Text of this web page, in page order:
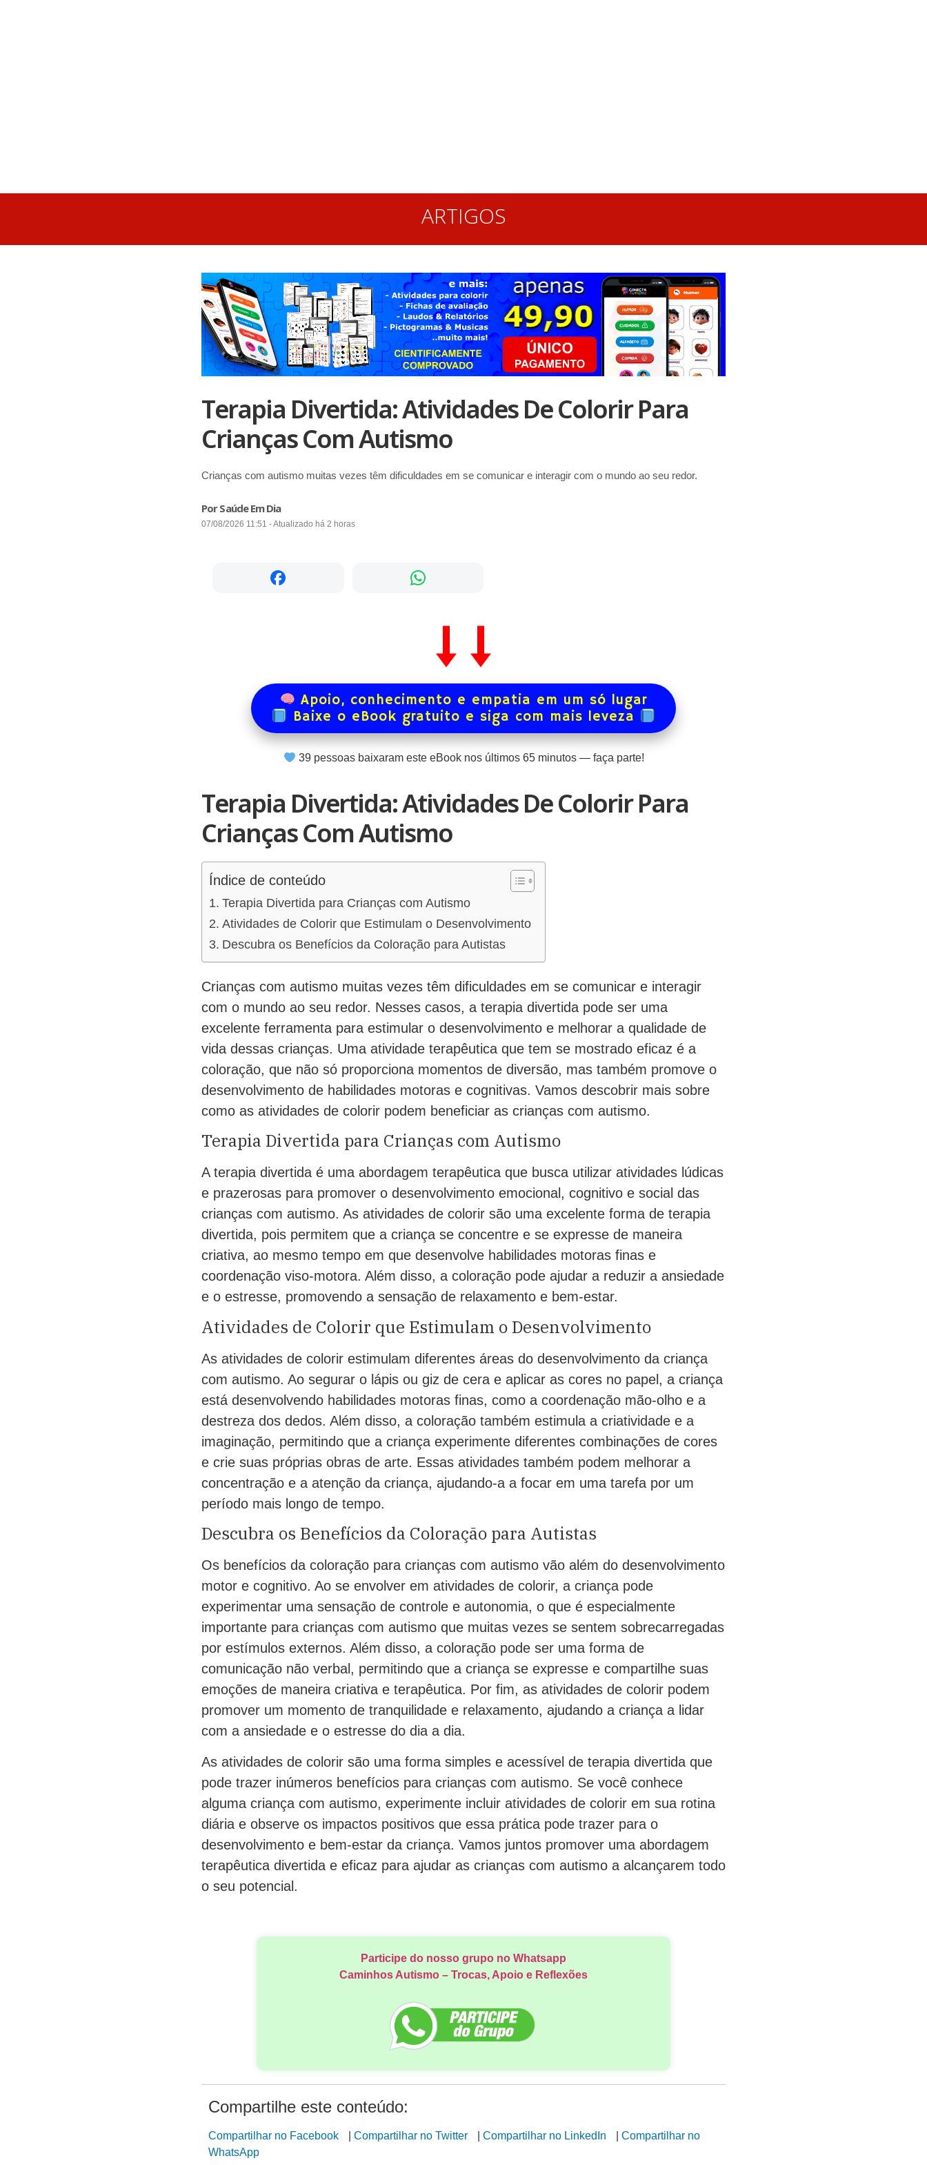
ARTIGOS
Terapia Divertida: Atividades De Colorir Para
Crianças Com Autismo
Crianças com autismo muitas vezes têm dificuldades em se comunicar e interagir com o mundo ao seu redor.
Por Saúde Em Dia
07/08/2026 11:51 - Atualizado há 2 horas
Apoio, conhecimento e empatia em um só lugar
Baixe o eBook gratuito e siga com mais leveza
39pessoas baixaram este eBook nos últimos 65minutos — faça parte!
Terapia Divertida: Atividades De Colorir Para
Crianças Com Autismo
Índice de conteúdo
Terapia Divertida para Crianças com Autismo
Atividades de Colorir que Estimulam o Desenvolvimento
Descubra os Benefícios da Coloração para Autistas
Crianças com autismo muitas vezes têm dificuldades em se comunicar e interagir
com o mundo ao seu redor. Nesses casos, a terapia divertida pode ser uma
excelente ferramenta para estimular o desenvolvimento e melhorar a qualidade de
vida dessas crianças. Uma atividade terapêutica que tem se mostrado eficaz é a
coloração, que não só proporciona momentos de diversão, mas também promove o
desenvolvimento de habilidades motoras e cognitivas. Vamos descobrir mais sobre
como as atividades de colorir podem beneficiar as crianças com autismo.
Terapia Divertida para Crianças com Autismo
A terapia divertida é uma abordagem terapêutica que busca utilizar atividades lúdicas
e prazerosas para promover o desenvolvimento emocional, cognitivo e social das
crianças com autismo. As atividades de colorir são uma excelente forma de terapia
divertida, pois permitem que a criança se concentre e se expresse de maneira
criativa, ao mesmo tempo em que desenvolve habilidades motoras finas e
coordenação viso-motora. Além disso, a coloração pode ajudar a reduzir a ansiedade
e o estresse, promovendo a sensação de relaxamento e bem-estar.
Atividades de Colorir que Estimulam o Desenvolvimento
As atividades de colorir estimulam diferentes áreas do desenvolvimento da criança
com autismo. Ao segurar o lápis ou giz de cera e aplicar as cores no papel, a criança
está desenvolvendo habilidades motoras finas, como a coordenação mão-olho e a
destreza dos dedos. Além disso, a coloração também estimula a criatividade e a
imaginação, permitindo que a criança experimente diferentes combinações de cores
e crie suas próprias obras de arte. Essas atividades também podem melhorar a
concentração e a atenção da criança, ajudando-a a focar em uma tarefa por um
período mais longo de tempo.
Descubra os Benefícios da Coloração para Autistas
Os benefícios da coloração para crianças com autismo vão além do desenvolvimento
motor e cognitivo. Ao se envolver em atividades de colorir, a criança pode
experimentar uma sensação de controle e autonomia, o que é especialmente
importante para crianças com autismo que muitas vezes se sentem sobrecarregadas
por estímulos externos. Além disso, a coloração pode ser uma forma de
comunicação não verbal, permitindo que a criança se expresse e compartilhe suas
emoções de maneira criativa e terapêutica. Por fim, as atividades de colorir podem
promover um momento de tranquilidade e relaxamento, ajudando a criança a lidar
com a ansiedade e o estresse do dia a dia.
As atividades de colorir são uma forma simples e acessível de terapia divertida que
pode trazer inúmeros benefícios para crianças com autismo. Se você conhece
alguma criança com autismo, experimente incluir atividades de colorir em sua rotina
diária e observe os impactos positivos que essa prática pode trazer para o
desenvolvimento e bem-estar da criança. Vamos juntos promover uma abordagem
terapêutica divertida e eficaz para ajudar as crianças com autismo a alcançarem todo
o seu potencial.
Participe do nosso grupo no Whatsapp
Caminhos Autismo – Trocas, Apoio e Reflexões
Compartilhe este conteúdo:
Compartilhar no Facebook Compartilhar no Twitter Compartilhar no LinkedIn
Compartilhar no
WhatsApp